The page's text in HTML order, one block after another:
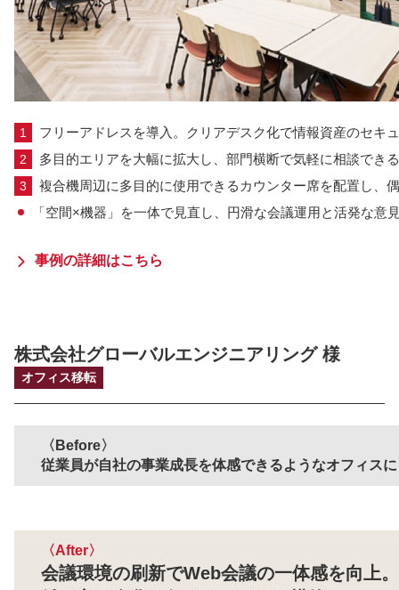
フリーアドレスを導入。クリアデスク化で情報資産のセキ
多目的エリアを大幅に拡大し、部門横断で気軽に相談でき
複合機周辺に多目的に使用できるカウンター席を配置し、
「空間×機器」を一体で見直し、円滑な会議運用と活発な意
事例の詳細はこちら
株式会社グローバルエンジニアリング 様
オフィス移転
Before
従業員が自社の事業成長を体感できるようなオフィス
After
会議環境の刷新でWeb会議の一体感を向上。